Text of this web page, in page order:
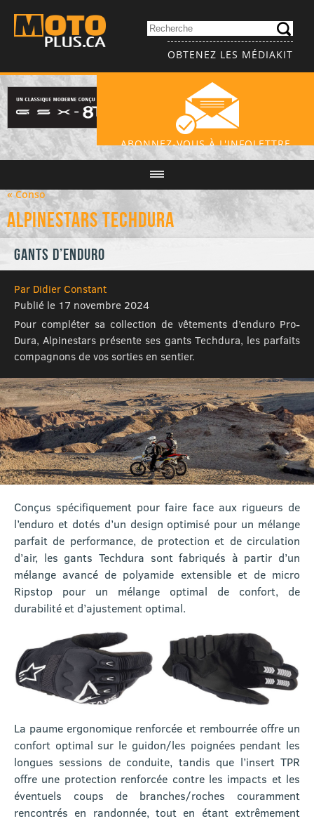
OBTENEZ LES MÉDIAKIT
ABONNEZ-VOUS À L'INFOLETTRE
« Conso
Alpinestars Techdura
Gants d’enduro
Par Didier Constant
Publié le 17 novembre 2024
Pour compléter sa collection de vêtements d’enduro Pro-
Dura, Alpinestars présente ses gants Techdura, les parfaits
compagnons de vos sorties en sentier.
Conçus spécifiquement pour faire face aux rigueurs de
l’enduro et dotés d’un design optimisé pour un mélange
parfait de performance, de protection et de circulation
d’air, les gants Techdura sont fabriqués à partir d’un
mélange avancé de polyamide extensible et de micro
Ripstop pour un mélange optimal de confort, de
durabilité et d’ajustement optimal.
La paume ergonomique renforcée et rembourrée offre un
confort optimal sur le guidon/les poignées pendant les
longues sessions de conduite, tandis que l’insert TPR
offre une protection renforcée contre les impacts et les
éventuels coups de branches/roches couramment
rencontrés en randonnée, tout en étant extrêmement